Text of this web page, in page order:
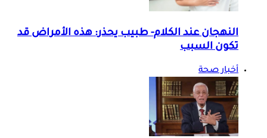
النهجان عند الكلام- طبيب يحذر: هذه الأمراض قد
تكون السبب
أخبار صحة